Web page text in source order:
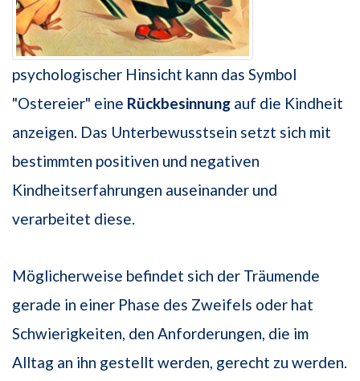
psychologischer Hinsicht kann das Symbol
"Ostereier" eine Rückbesinnung auf die Kindheit
anzeigen. Das Unterbewusstsein setzt sich mit
bestimmten positiven und negativen
Kindheitserfahrungen auseinander und
verarbeitet diese.
Möglicherweise befindet sich der Träumende
gerade in einer Phase des Zweifels oder hat
Schwierigkeiten, den Anforderungen, die im
Alltag an ihn gestellt werden, gerecht zu werden.